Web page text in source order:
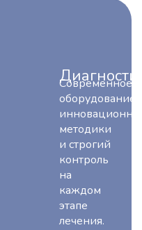
Современное
оборудование,
методики
и строгий
контроль
на
каждом
этапе
лечения.